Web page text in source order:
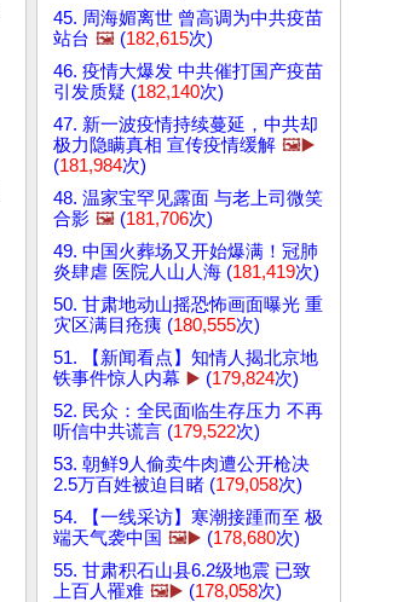
45. 周海媚离世 曾高调为中共疫苗
站台 🖼️ (182,615次)
46. 疫情大爆发 中共催打国产疫苗
引发质疑 (182,140次)
47. 新一波疫情持续蔓延，中共却
极力隐瞒真相 宣传疫情缓解 🖼️▶️
(181,984次)
48. 温家宝罕见露面 与老上司微笑
合影 🖼️ (181,706次)
49. 中国火葬场又开始爆满！冠肺
炎肆虐 医院人山人海 (181,419次)
50. 甘肃地动山摇恐怖画面曝光 重
灾区满目疮痍 (180,555次)
51. 【新闻看点】知情人揭北京地
铁事件惊人内幕 ▶️ (179,824次)
52. 民众：全民面临生存压力 不再
听信中共谎言 (179,522次)
53. 朝鲜9人偷卖牛肉遭公开枪决
2.5万百姓被迫目睹 (179,058次)
54. 【一线采访】寒潮接踵而至 极
端天气袭中国 🖼️▶️ (178,680次)
55. 甘肃积石山县6.2级地震 已致
上百人罹难 🖼️▶️ (178,058次)